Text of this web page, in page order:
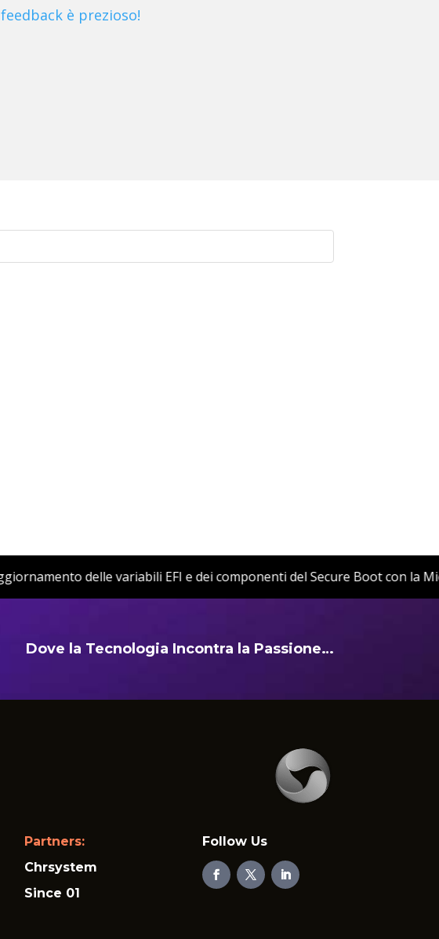
è prezioso!
Aggiornamento delle variabili EFI e dei componenti del Secure Boot
Dove la Tecnologia Incontra la Passione…
Partners:
Chrsystem
Since 01
Follow Us